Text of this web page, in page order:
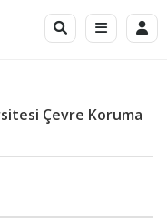
Çevre Koruma